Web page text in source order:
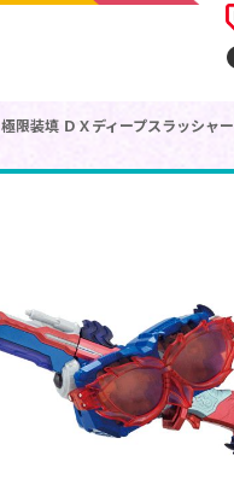
極限装填 ＤＸディープスラッシャー